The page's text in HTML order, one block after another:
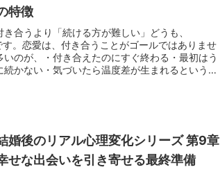
特徴
き合うより「続ける方が難しい」どうも、
。恋愛は、付き合うことがゴールではありませ
いのが、・付き合えたのにすぐ終わる・最初はう
続かない・気づいたら温度差が生まれるというケ
婚後のリアル心理変化シリーズ 第9章
せな出会いを引き寄せる最終準備